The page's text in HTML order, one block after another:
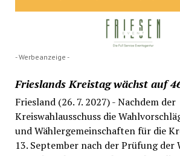
- Werbeanzeige -
Frieslands Kreistag wächst auf
Friesland (26. 7. 2027) - Nachdem der
Kreiswahlausschuss die
und Wählergemeinschaften für die
13. September nach der Prüfung der